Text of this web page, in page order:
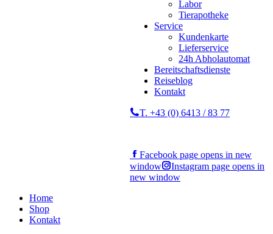
Labor
Tierapotheke
Service
Kundenkarte
Lieferservice
24h Abholautomat
Bereitschaftsdienste
Reiseblog
Kontakt
T. +43 (0) 6413 / 83 77
Facebook page opens in new
window
Instagram page opens in
new window
Home
Shop
Kontakt